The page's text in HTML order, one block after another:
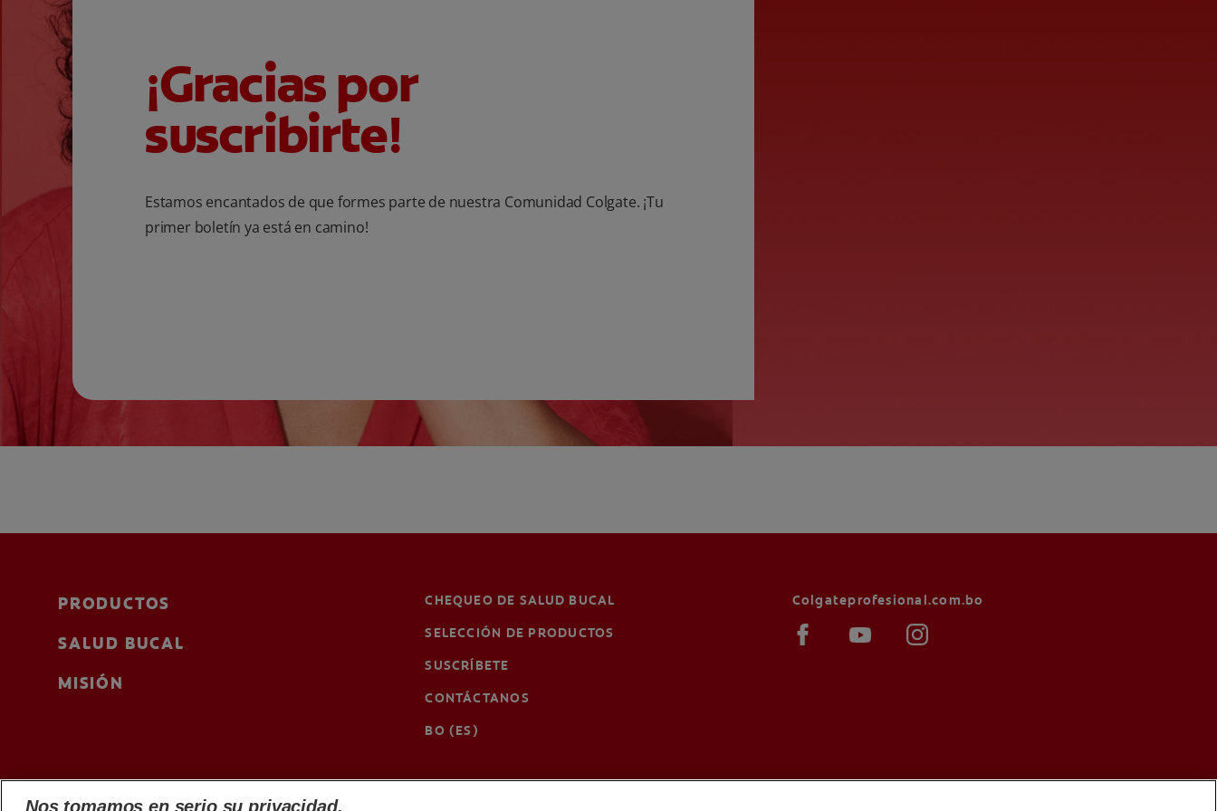
¡Gracias por
suscribirte!
Estamos encantados de que formes parte de nuestra Comunidad Colgate. ¡Tu
primer boletín ya está en camino!
PRODUCTOS
SALUD BUCAL
MISIÓN
CHEQUEO DE SALUD BUCAL
SELECCIÓN DE PRODUCTOS
SUSCRÍBETE
CONTÁCTANOS
BO (ES)
Colgateprofesional.com.bo
Nos tomamos en serio su privacidad.